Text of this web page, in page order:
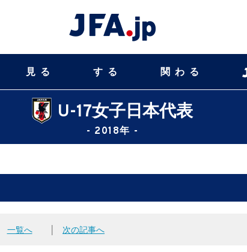
見る する 関わる
U-17女子日本代表
- 2018年 -
一覧へ 次の記事へ